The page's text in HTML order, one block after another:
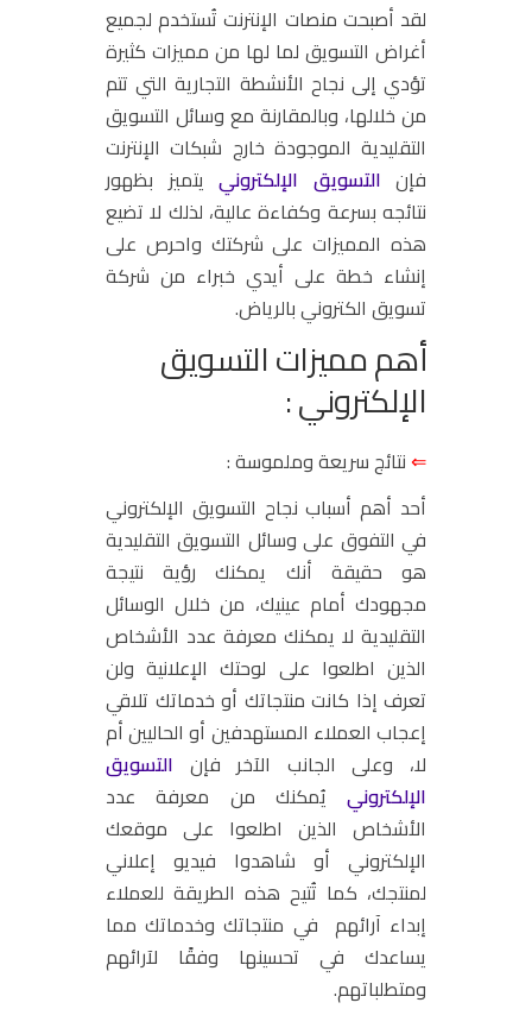
لقد أصبحت منصات الإنترنت تُستخدم لجميع
أغراض التسويق لما لها من مميزات كثيرة
تؤدي إلى نجاح الأنشطة التجارية التي تتم
من خلالها، وبالمقارنة مع وسائل التسويق
التقليدية الموجودة خارج شبكات الإنترنت
فإن التسويق الإلكتروني يتميز بظهور
نتائجه بسرعة وكفاءة عالية، لذلك لا تضيع
هذه المميزات على شركتك واحرص على
إنشاء خطة على أيدي خبراء من شركة
تسويق الكتروني بالرياض.
أهم مميزات التسويق
الإلكتروني :
⇐نتائج سريعة وملموسة :
أحد أهم أسباب نجاح التسويق الإلكتروني
في التفوق على وسائل التسويق التقليدية
هو حقيقة أنك يمكنك رؤية نتيجة
مجهودك أمام عينيك، من خلال الوسائل
التقليدية لا يمكنك معرفة عدد الأشخاص
الذين اطلعوا على لوحتك الإعلانية ولن
تعرف إذا كانت منتجاتك أو خدماتك تلاقي
إعجاب العملاء المستهدفين أو الحاليين أم
لا، وعلى الجانب الآخر فإن التسويق
الإلكتروني يُمكنك من معرفة عدد
الأشخاص الذين اطلعوا على موقعك
الإلكتروني أو شاهدوا فيديو إعلاني
لمنتجك، كما تُتيح هذه الطريقة للعملاء
إبداء آرائهم في منتجاتك وخدماتك مما
يساعدك في تحسينها وفقًا لآرائهم
ومتطلباتهم.